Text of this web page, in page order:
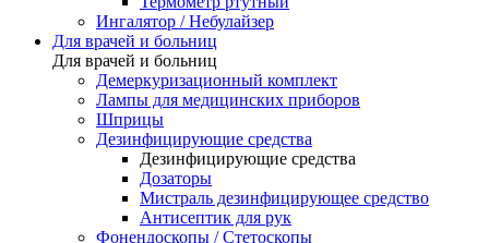
Ингалятор / Небулайзер
Для врачей и больниц
Для врачей и больниц
Демеркуризационный комплект
Лампы для медицинских приборов
Шприцы
Дезинфицирующие средства
Дезинфицирующие средства
Дозаторы
Мистраль дезинфицирующее средство
Антисептик для рук
Фонендоскопы / Стетоскопы